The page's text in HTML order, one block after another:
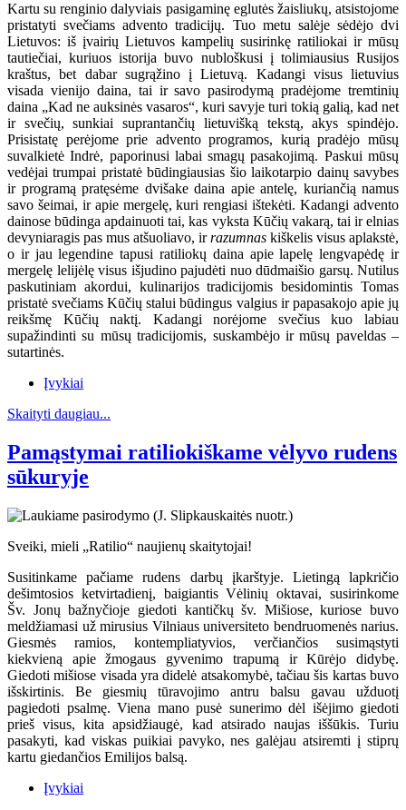
Kartu su renginio dalyviais pasigaminę eglutės žaisliukų, atsistojome
pristatyti svečiams advento tradicijų. Tuo metu salėje sėdėjo dvi
Lietuvos: iš įvairių Lietuvos kampelių susirinkę ratiliokai ir mūsų
tautiečiai, kuriuos istorija buvo nubloškusi į tolimiausius Rusijos
kraštus, bet dabar sugrąžino į Lietuvą. Kadangi visus lietuvius
visada vienijo daina, tai ir savo pasirodymą pradėjome tremtinių
daina „Kad ne auksinės vasaros“, kuri savyje turi tokią galią, kad net
ir svečių, sunkiai suprantančių lietuvišką tekstą, akys spindėjo.
Prisistatę perėjome prie advento programos, kurią pradėjo mūsų
suvalkietė Indrė, paporinusi labai smagų pasakojimą. Paskui mūsų
vedėjai trumpai pristatė būdingiausias šio laikotarpio dainų savybes
ir programą pratęsėme dvišake daina apie antelę, kuriančią namus
savo šeimai, ir apie mergelę, kuri rengiasi ištekėti. Kadangi advento
dainose būdinga apdainuoti tai, kas vyksta Kūčių vakarą, tai ir elnias
devyniaragis pas mus atšuoliavo, irrazumnas kiškelis visus aplakstė,
o ir jau legendine tapusi ratiliokų daina apie lapelę lengvapėdę ir
mergelę lelijėlę visus išjudino pajudėti nuo dūdmaišio garsų. Nutilus
paskutiniam akordui, kulinarijos tradicijomis besidomintis Tomas
pristatė svečiams Kūčių stalui būdingus valgius ir papasakojo apie jų
reikšmę Kūčių naktį. Kadangi norėjome svečius kuo labiau
supažindinti su mūsų tradicijomis, suskambėjo ir mūsų paveldas –
sutartinės.
Įvykiai
Skaityti daugiau...
Pamąstymai ratiliokiškame vėlyvo rudens
sūkuryje
Sveiki, mieli „Ratilio“ naujienų skaitytojai!
Susitinkame pačiame rudens darbų įkarštyje. Lietingą lapkričio
dešimtosios ketvirtadienį, baigiantis Vėlinių oktavai, susirinkome
Šv. Jonų bažnyčioje giedoti kantičkų šv. Mišiose, kuriose buvo
meldžiamasi už mirusius Vilniaus universiteto bendruomenės narius.
Giesmės ramios, kontempliatyvios, verčiančios susimąstyti
kiekvieną apie žmogaus gyvenimo trapumą ir Kūrėjo didybę.
Giedoti mišiose visada yra didelė atsakomybė, tačiau šis kartas buvo
išskirtinis. Be giesmių tūravojimo antru balsu gavau užduotį
pagiedoti psalmę. Viena mano pusė sunerimo dėl išėjimo giedoti
prieš visus, kita apsidžiaugė, kad atsirado naujas iššūkis. Turiu
pasakyti, kad viskas puikiai pavyko, nes galėjau atsiremti į stiprų
kartu giedančios Emilijos balsą.
Įvykiai